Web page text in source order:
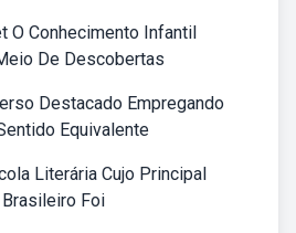
O Conhecimento Infantil
De Descobertas
Destacado Empregando
Equivalente
Literária Cujo Principal
Foi